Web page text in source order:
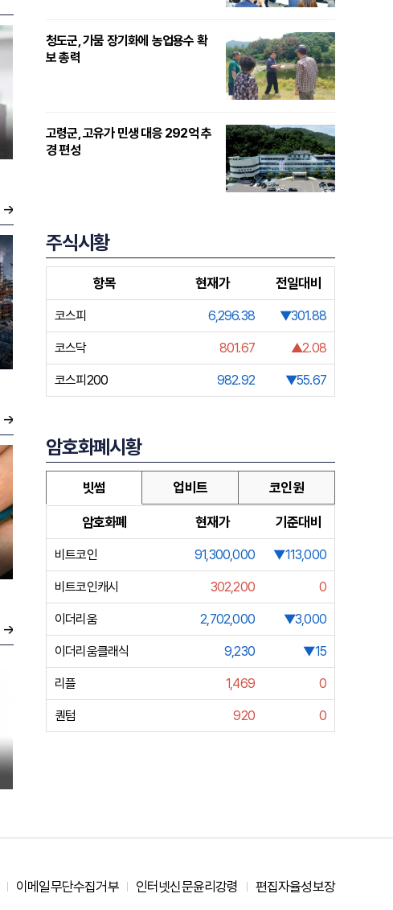
청도군, 가뭄 장기화에 농업용수 확
보 총력
고령군, 고유가 민생 대응 292억 추
경 편성
주식시황
항목 현재가 전일대비
코스피 6,296.38 ▼301.88
코스닥 801.67 ▲2.08
코스피200 982.92 ▼55.67
암호화폐시황
빗썸 업비트 코인원
암호화폐 현재가 기준대비
비트코인 91,300,000 ▼113,000
비트코인캐시 302,200 0
이더리움 2,702,000 ▼3,000
이더리움클래식 9,230 ▼15
리플 1,469 0
퀀텀 920 0
이메일무단수집거부 인터넷신문윤리강령 편집자율성보장